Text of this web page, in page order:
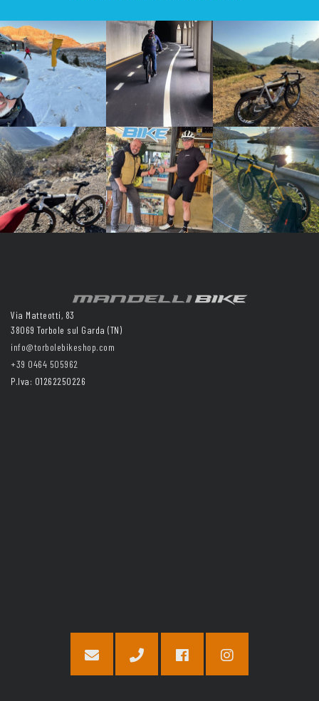
Via Matteotti, 83
38069 Torbole sul Garda (TN)
info@torbolebikeshop.com
+39 0464 505962
P.Iva: 01262250226